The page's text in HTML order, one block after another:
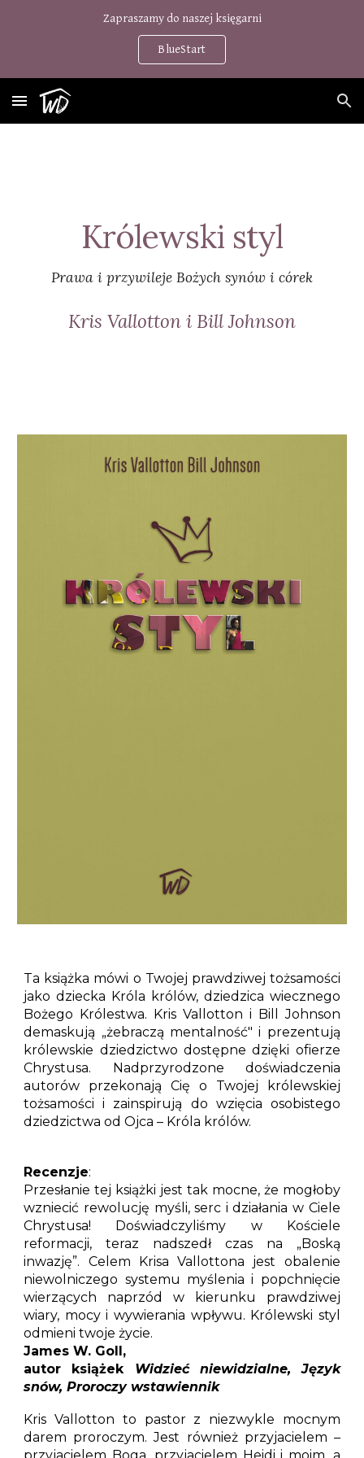
Zapraszamy do naszej księgarni
BlueStart
Królewski styl
Prawa i przywileje Bożych synów i córek
Kris Vallotton i Bill Johnson
Ta książka mówi o Twojej prawdziwej tożsamości
jako dziecka Króla królów, dziedzica wiecznego
Bożego Królestwa. Kris Vallotton i Bill Johnson
demaskują „żebraczą mentalność" i prezentują
królewskie dziedzictwo dostępne dzięki ofierze
Chrystusa. Nadprzyrodzone doświadczenia
autorów przekonają Cię o Twojej królewskiej
tożsamości i zainspirują do wzięcia osobistego
dziedzictwa od Ojca– Króla królów.
Recenzje:
Przesłanie tej książki jest tak mocne, że mogłoby
wzniecić rewolucję myśli, serc i działania w Ciele
Chrystusa! Doświadczyliśmy w Kościele
reformacji, teraz nadszedł czas na „Boską
inwazję”. Celem Krisa Vallottona jest obalenie
niewolniczego systemu myślenia i popchnięcie
wierzących naprzód w kierunku prawdziwej
wiary, mocy i wywierania wpływu. Królewski styl
odmieni twoje życie.
James W. Goll,
autor książek Widzieć niewidzialne, Język
snów, Proroczy wstawiennik
Kris Vallotton to pastor z niezwykle mocnym
darem proroczym. Jest również przyjacielem –